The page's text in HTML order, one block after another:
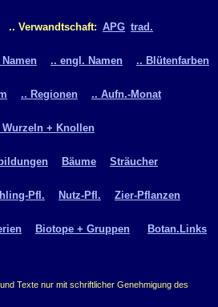
.. Verwandtschaft: APG trad.
.. engl. Namen .. Blütenfarben
.. Regionen .. Aufn.-Monat
Wurzeln + Knollen
Bäume Sträucher
Pfl. Nutz-Pfl. Zier-Pflanzen
Biotope + Gruppen Botan.Links
Texte nur mit schriftlicher Genehmigung des